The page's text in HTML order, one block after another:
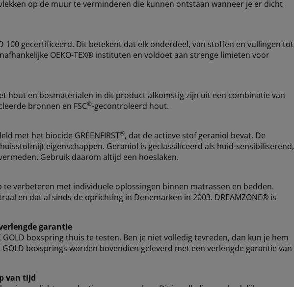
op de muur te verminderen die kunnen ontstaan wanneer je er dicht
100 gecertificeerd. Dit betekent dat elk onderdeel, van stoffen en vullingen tot
OEKO-TEX® instituten en voldoet aan strenge limieten voor
hout en bosmaterialen in dit product afkomstig zijn uit een combinatie van
bronnen en FSC®-gecontroleerd hout.
met het biocide GREENFIRST®, dat de actieve stof geraniol bevat. De
eigenschappen. Geraniol is geclassificeerd als huid-sensibiliserend,
Gebruik daarom altijd een hoeslaken.
te verbeteren met individuele oplossingen binnen matrassen en bedden.
en dat al sinds de oprichting in Denemarken in 2003. DREAMZONE® is
garantie
GOLD boxspring thuis te testen. Ben je niet volledig tevreden, dan kun je hem
boxsprings worden bovendien geleverd met een verlengde garantie van
van tijd